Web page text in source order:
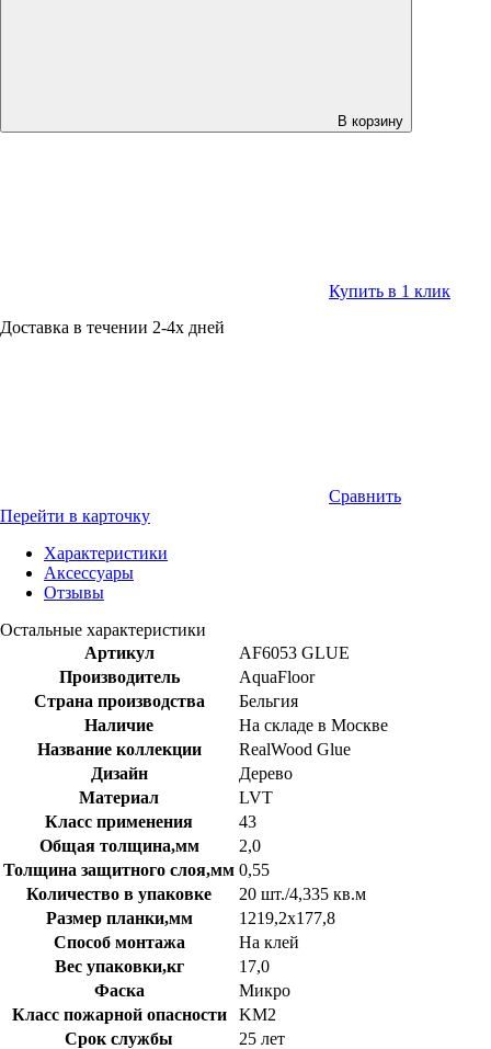
В корзину
Купить в 1 клик
Доставка в течении 2-4х дней
Сравнить
Перейти в карточку
Характеристики
Аксессуары
Отзывы
Остальные характеристики
Артикул
AF6053 GLUE
Производитель
AquaFloor
Страна производства
Бельгия
Наличие
На складе в Москве
Название коллекции
RealWood Glue
Дизайн
Дерево
Материал
LVT
Класс применения
43
Общая толщина,мм
2,0
Толщина защитного слоя,мм 0,55
Количество в упаковке
20 шт./4,335 кв.м
Размер планки,мм
1219,2х177,8
Способ монтажа
На клей
Вес упаковки,кг
17,0
Фаска
Микро
Класс пожарной опасности
KM2
Срок службы
25 лет